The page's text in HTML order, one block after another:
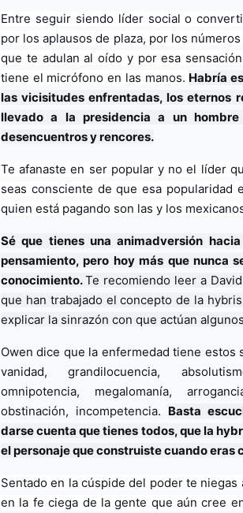
Entre seguir siendo líder social o
por los aplausos de plaza, por los
que te adulan al oído y por esa
tiene el micrófono en las manos. Habría
las vicisitudes enfrentadas, los eternos
llevado a la presidencia a un
desencuentros y rencores.
Te afanaste en ser popular y no el líder
seas consciente de que esa popularidad
quien está pagando son las y los
Sé que tienes una animadversión
pensamiento, pero hoy más que nunca
conocimiento. Te recomiendo leer a
que han trabajado el concepto de la
explicar la sinrazón con que actúan
Owen dice que la enfermedad tiene estos
vanidad, grandilocuencia,
omnipotencia, megalomanía,
obstinación, incompetencia. Basta
darse cuenta que tienes todos, que la
el personaje que construiste cuando eras
Sentado en la cúspide del poder te niegas
en la fe ciega de la gente que aún cree